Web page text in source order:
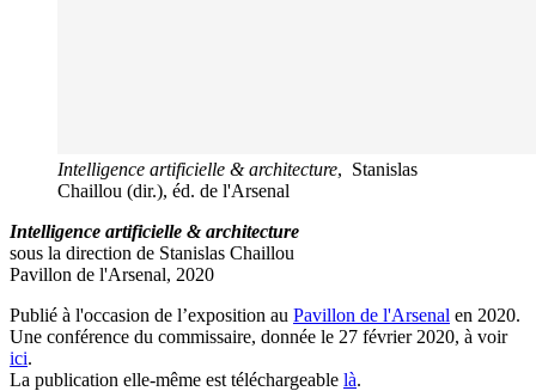
Intelligence artificielle & architecture, Stanislas
Chaillou (dir.), éd. de l'Arsenal
Intelligence artificielle & architecture
sous la direction de Stanislas Chaillou
Pavillon de l'Arsenal, 2020
Publié à l'occasion de l’exposition au Pavillon de l'Arsenal en 2020.
Une conférence du commissaire, donnée le 27 février 2020, à voir
ici.
La publication elle-même est téléchargeable là.